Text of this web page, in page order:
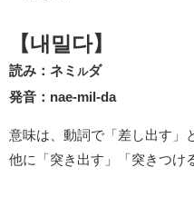
【내밀다】
読み：ネミ ルダ
発音：nae-mil-da
意味は、動詞で「差し出す」
他に「突き出す」「突きつけ